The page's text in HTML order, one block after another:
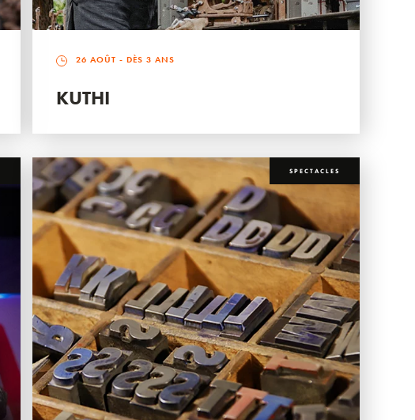
26 AOÛT - DÈS 3 ANS
KUTHI
SPECTACLES